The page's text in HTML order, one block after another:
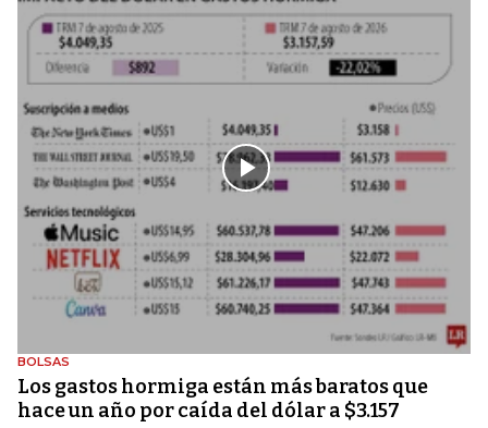
BOLSAS
Los gastos hormiga están más baratos que
hace un año por caída del dólar a $3.157